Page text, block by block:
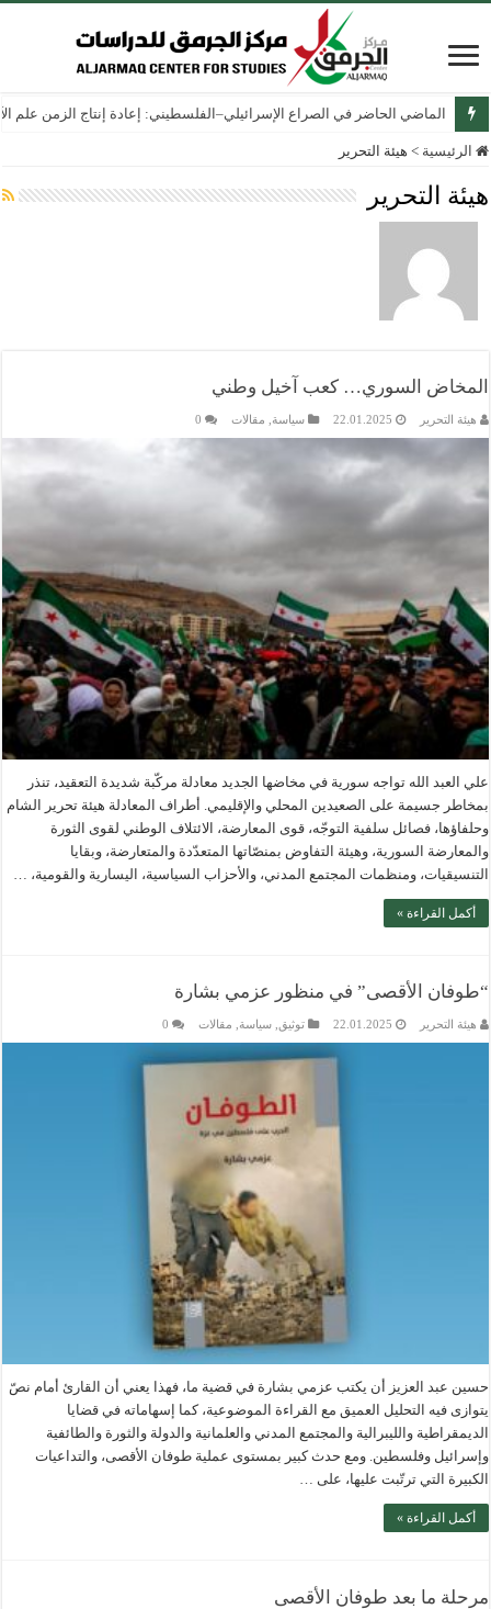
الماضي الحاضر في الصراع الإسرائيلي–الفلسطيني: إعادة إنتاج الزمن علم
الرئيسية > هيئة التحرير
هيئة التحرير
المخاض السوري… كعب آخيل وطني
هيئة التحرير 22.01.2025 سياسة مقالات 0
علي العبد الله تواجه سورية في مخاضها الجديد معادلة مركّبة شديدة التعقيد، تنذر
بمخاطر جسيمة على الصعيدين المحلي والإقليمي. أطراف المعادلة هيئة تحرير الشام
وحلفاؤها، فصائل سلفية التوجّه، قوى المعارضة، الائتلاف الوطني لقوى الثورة
والمعارضة السورية، وهيئة التفاوض بمنصّاتها المتعدّدة والمتعارضة، وبقايا
التنسيقيات، ومنظمات المجتمع المدني، والأحزاب السياسية، اليسارية والقومية، …
أكمل القراءة »
“طوفان الأقصى” في منظور عزمي بشارة
هيئة التحرير 22.01.2025 توثيق ,سياسة مقالات 0
حسين عبد العزيز أن يكتب عزمي بشارة في قضية ما، فهذا يعني أن القارئ أمام نصّ
يتوازى فيه التحليل العميق مع القراءة الموضوعية، كما إسهاماته في قضايا
الديمقراطية والليبرالية والمجتمع المدني والعلمانية والدولة والثورة والطائفية
وإسرائيل وفلسطين. ومع حدث كبير بمستوى عملية طوفان الأقصى، والتداعيات
الكبيرة التي ترتّبت عليها، على …
أكمل القراءة »
مرحلة ما بعد طوفان الأقصى